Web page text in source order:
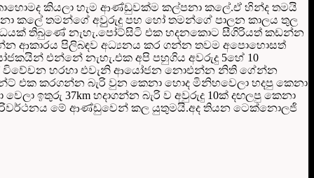
කියලා හැම ආණ්ඩුවක්ම කල්පනා කලේ.ඒ හින්ද තමයි
කලේ තමන්ගේ අවුුරුදු පහ හෝ තමන්ගේ පාලන කාලය තුල
තිබුණේ නැහැ.පෝට්සිටි එක හදනකොට සීගිරියත් කඩන්න
ආකාරය පිලිබඳව අධ්‍යනය කර ගන්න තවම අපොහොසත්
එන්නේ නැහැ.එක අපි පහුගිය අවරුදු 5හේ 10
විවේචන හරහා එවැනි ආයෝජන නොඑන්න නිති ගේන්න
එක කරගන්න බැරි වුන කෙනා හොද මිනිහවෙලා හදපු කෙනා
ඉතුරු 37km හදාගන්න බැරි ව අවුරුදු 10ක් දඟලපු කෙනා
මේ ආණ්ඩුවෙන් කල යුතුමයි.අද තියන ටෙක්නොලජි